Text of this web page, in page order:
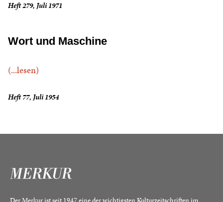
Heft 279, Juli 1971
Wort und Maschine
(...lesen)
Heft 77, Juli 1954